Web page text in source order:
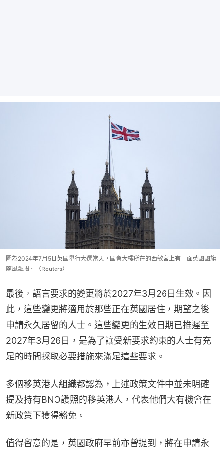
圖為2024年7月5日英國舉行大選當天，國會大樓所在的西敏宮上有一面英國國旗
隨風飄揚。（Reuters）
最後，語言要求的變更將於2027年3月26日生效。因
此，這些變更將適用於那些正在英國居住，期望之後
申請永久居留的人士。這些變更的生效日期已推遲至
2027年3月26日，是為了讓受新要求約束的人士有充
足的時間採取必要措施來滿足這些要求。
多個移英港人組織都認為，上述政策文件中並未明確
提及持有BNO護照的移英港人，代表他們大有機會在
新政策下獲得豁免。
值得留意的是，英國政府早前亦曾提到，將在申請永